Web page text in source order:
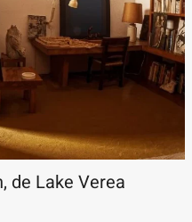
de Lake Verea